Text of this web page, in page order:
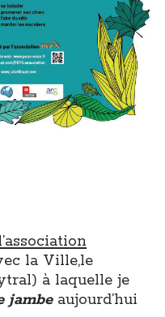
la Ville,le
à laquelle je
jambeaujourd’hui